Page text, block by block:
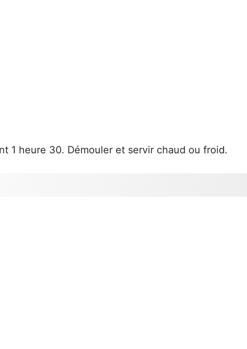
1 heure 30. Démouler et servir chaud ou froid.